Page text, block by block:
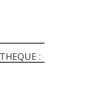
: